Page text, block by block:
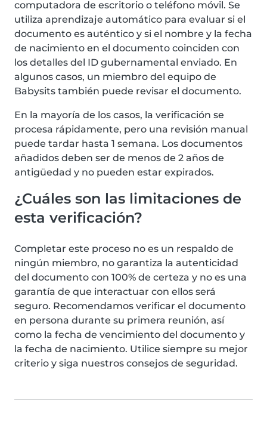
computadora de escritorio o teléfono móvil. Se
utiliza aprendizaje automático para evaluar si el
documento es auténtico y si el nombre y la fecha
de nacimiento en el documento coinciden con
los detalles del ID gubernamental enviado. En
algunos casos, un miembro del equipo de
Babysits también puede revisar el documento.
En la mayoría de los casos, la verificación se
procesa rápidamente, pero una revisión manual
puede tardar hasta 1 semana. Los documentos
añadidos deben ser de menos de 2 años de
antigüedad y no pueden estar expirados.
¿Cuáles son las limitaciones de
esta verificación?
Completar este proceso no es un respaldo de
ningún miembro, no garantiza la autenticidad
del documento con 100% de certeza y no es una
garantía de que interactuar con ellos será
seguro. Recomendamos verificar el documento
en persona durante su primera reunión, así
como la fecha de vencimiento del documento y
la fecha de nacimiento. Utilice siempre su mejor
criterio y siga nuestros consejos de seguridad.